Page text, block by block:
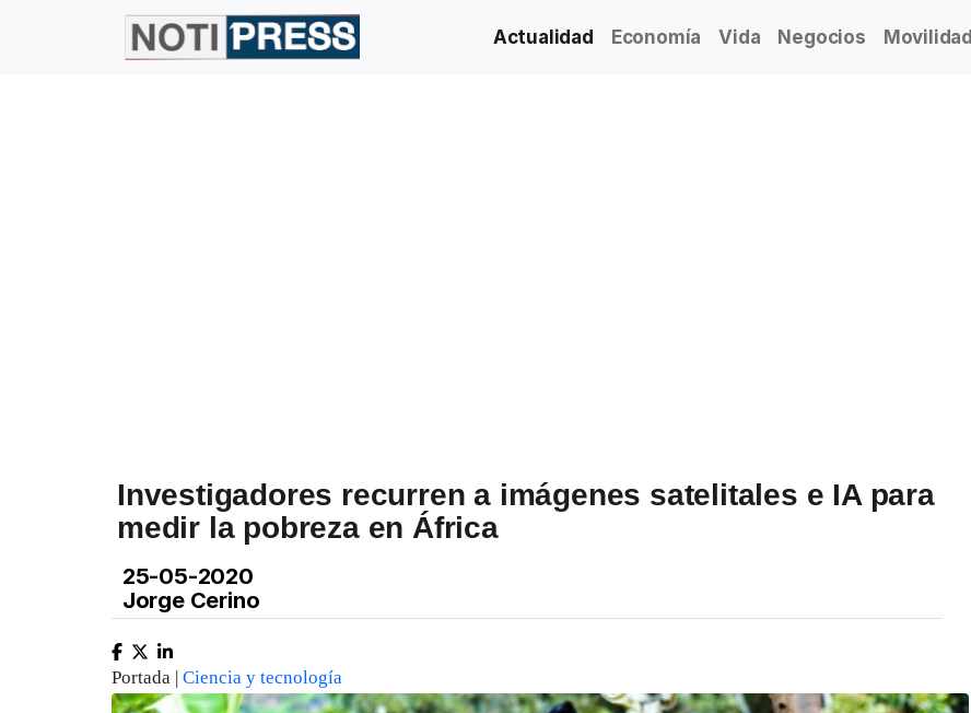
Actualidad Economía Vida Negocios Movilidad
Investigadores recurren a imágenes satelitales e IA para
medir la pobreza en África
25-05-2020
Jorge Cerino
Portada | Ciencia y tecnología